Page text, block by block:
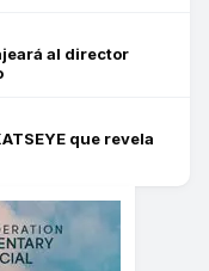
al director
que revela